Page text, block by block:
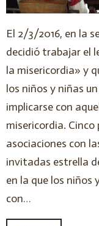
El 2/3/2016, en la
decidió trabajar el
la misericordia» y
los niños y niñas
implicarse con
misericordia. Cinco
asociaciones con
invitadas estrella
en la que los niños
con…